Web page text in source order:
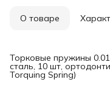
О товаре
Торковые пружины
сталь, 10 шт,
Torquing Spring)